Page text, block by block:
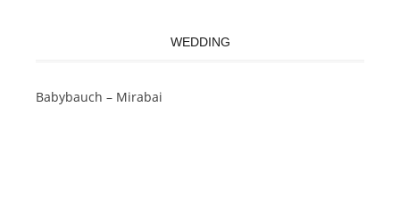
WEDDING
Babybauch – Mirabai